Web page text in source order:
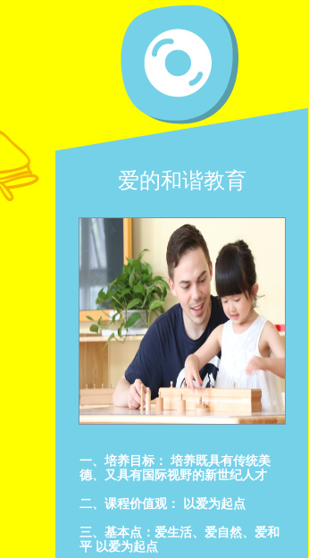
爱的和谐教育
一、培养目标： 培养既具有传统美
德、又具有国际视野的新世纪人才
二、课程价值观： 以爱为起点
三、基本点：爱生活、爱自然、爱和
平 以爱为起点